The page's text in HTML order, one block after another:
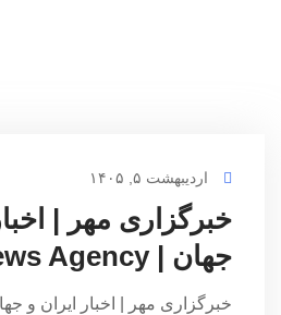
اردیبهشت ۵, ۱۴۰۵
خبرگزاری مهر |
جهان | Mehr News Agency